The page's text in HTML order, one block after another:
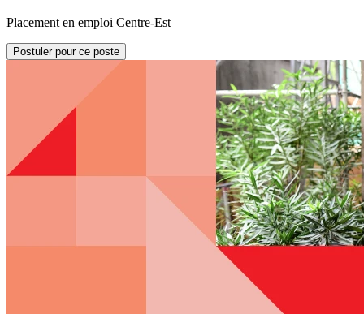
Placement en emploi Centre-Est
Postuler pour ce poste